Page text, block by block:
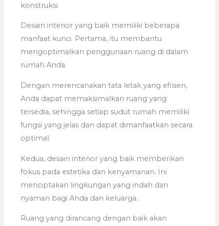
konstruksi.
Desain interior yang baik memiliki beberapa
manfaat kunci. Pertama, itu membantu
mengoptimalkan penggunaan ruang di dalam
rumah Anda.
Dengan merencanakan tata letak yang efisien,
Anda dapat memaksimalkan ruang yang
tersedia, sehingga setiap sudut rumah memiliki
fungsi yang jelas dan dapat dimanfaatkan secara
optimal.
Kedua, desain interior yang baik memberikan
fokus pada estetika dan kenyamanan. Ini
menciptakan lingkungan yang indah dan
nyaman bagi Anda dan keluarga.
Ruang yang dirancang dengan baik akan